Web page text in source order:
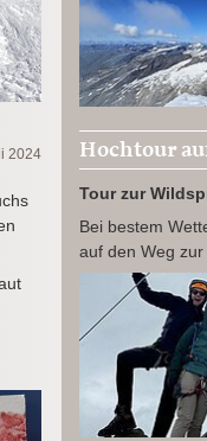
2024 Hochtour
Tour zur
Bei bestem
auf den Weg